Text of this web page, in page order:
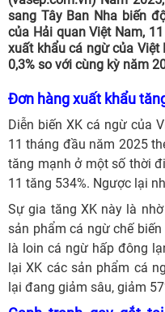
sang Tây Ban Nha biến
của Hải quan Việt Nam,
xuất khẩu cá ngừ của Việt
0,3% so với cùng kỳ năm
Đơn hàng xuất khẩu
Diễn biến XK cá ngừ của
11 tháng đầu năm 2025
tăng mạnh ở một số thời
11 tăng 534%. Ngược lại
Sự gia tăng XK này là
sản phẩm cá ngừ chế
là loin cá ngừ hấp đông
lại XK các sản phẩm cá
lại đang giảm sâu, giảm